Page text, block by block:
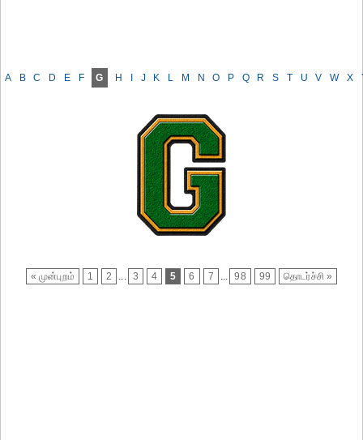
A B C D E F G H J K L M N O P Q R S T U V W X
« முன்புறம் 1 2 ... 3 4 5 6 7 ... 98 99 தொடர்ச்சி »